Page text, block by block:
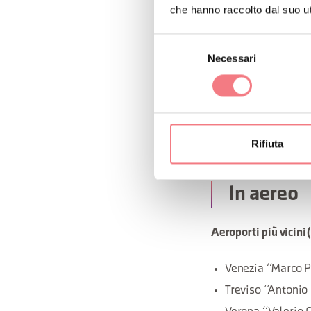
che hanno raccolto dal suo
Necessari
Rifiuta
Altre autolinee
Linee speciali
Bologna, Milano)
Per il Comelico
Oltre aCortina
In aereo
Aeroporti più vicini
Venezia “Marco
Treviso “Antonio